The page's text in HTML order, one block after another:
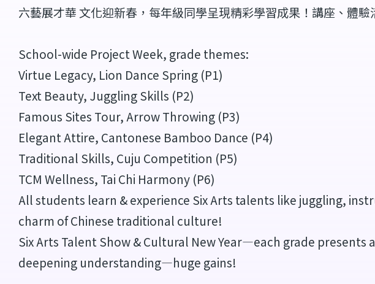
六藝展才華 文化迎新春，每年級同學呈現精彩學習成果！講座、體
School-wide Project Week, grade themes:
Virtue Legacy, Lion Dance Spring (P1)
Text Beauty, Juggling Skills (P2)
Famous Sites Tour, Arrow Throwing (P3)
Elegant Attire, Cantonese Bamboo Dance (P4)
Traditional Skills, Cuju Competition (P5)
TCM Wellness, Tai Chi Harmony (P6)
All students learn & experience Six Arts talents like juggling,
charm of Chinese traditional culture!
Six Arts Talent Show & Cultural New Year—each grade
deepening understanding—huge gains!